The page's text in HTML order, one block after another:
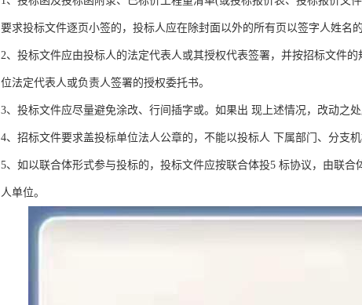
要求投标文件逐页小签的，投标人应在除封面以外的所有页以签字人姓名的
2、投标文件应由投标人的法定代表人或其授权代表签署，并按招标文件
位法定代表人或负责人签署的授权委托书。
3、投标文件应尽量避免涂改、行间插字或。如果出 现上述情况，改动之
4、招标文件要求盖投标单位法人公章的，不能以投标人 下属部门、分支
5、如以联合体形式参与投标的，投标文件应按联合体投5 标协议，由联
人单位。